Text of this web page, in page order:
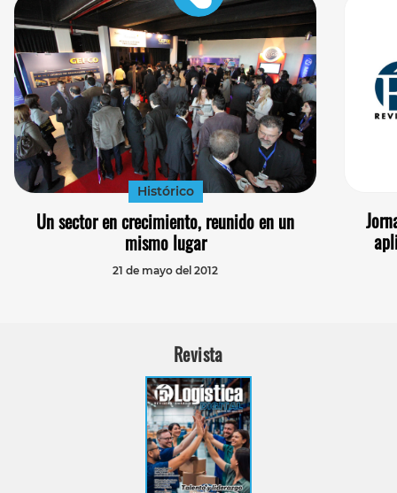
Histórico
Un sector en crecimiento, reunido en un
mismo lugar
21 de mayo del 2012
Revista